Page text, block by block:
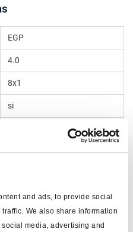
and ads, to provide social
We also share information
media, advertising and
EGP
4.0
8x1
si
desmontable / romo
con